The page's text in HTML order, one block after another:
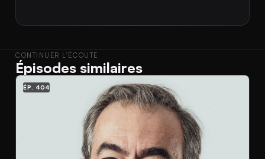
CONTINUER L'ÉCOUTE
Épisodes similaires
ÉP. 404